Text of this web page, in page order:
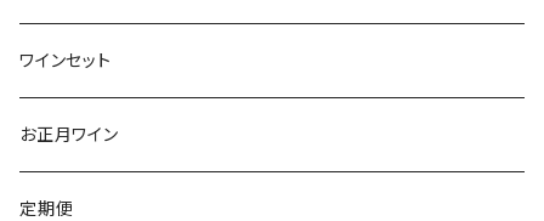
トロ
カリフォルニア
オレゴン
ニュージーランド
オーストラリア
チリ
ニュージーランド
アメリカ
カリフォルニア
南アフリカ
アメリカ
オーストラリア
ワインセット
お正月ワイン
定期便